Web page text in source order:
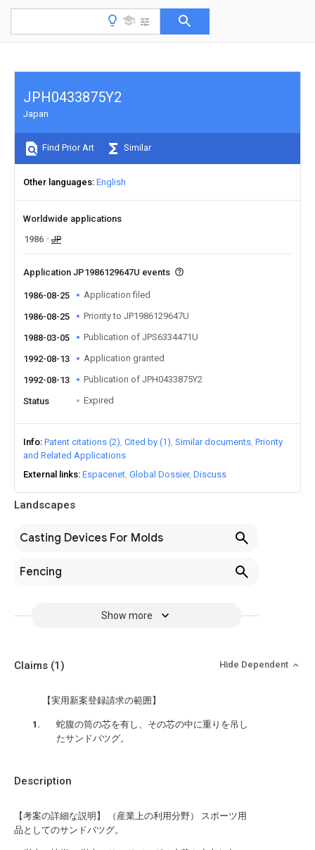
Landscapes
Casting Devices For Molds
Fencing
Show more
JPH0433875Y2
Japan
Find Prior Art Similar
Other languages English
Worldwide applications
1986
JP
Application JP1986129647U events
1986-08-25 Application filed
1986-08-25 Priority to JP1986129647U
1988-03-05 Publication of JPS6334471U
1992-08-13 Application granted
1992-08-13 Publication of JPH0433875Y2
Status Expired
Info Patent citations (2) Cited by (1) Similar documents Priority
and Related Applications
External links Espacenet Global Dossier Discuss
Description
【考案の詳細な説明】 （産業上の利用分野） スポーツ用
品としてのサンドバツグ。
Claims (1) Hide Dependent
【実用新案登録請求の範囲】
蛇腹の筒の芯を有し、その芯の中に重りを吊し
たサンドバツグ。